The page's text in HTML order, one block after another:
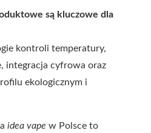
są kluczowe dla
kontroli temperatury,
integracja cyfrowa oraz
ekologicznym i
idea vape w Polsce to